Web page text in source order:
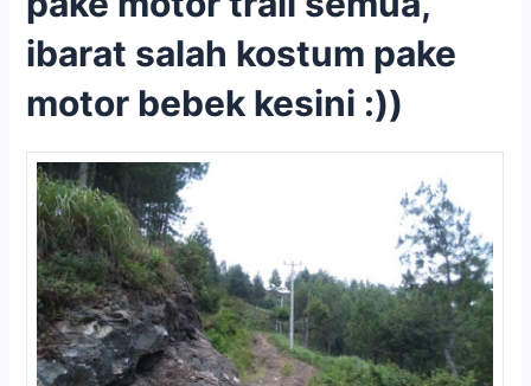
ibarat salah kostum pake
motor bebek kesini :))